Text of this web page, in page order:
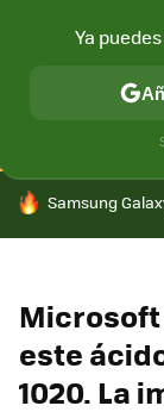
CONECTIVIDAD
HOY SE HABLA
Samsung
Microsoft
este
1020. La
Ya